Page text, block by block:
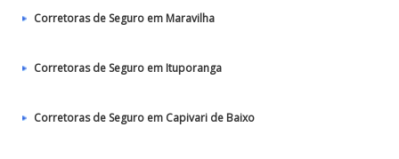
Corretoras de Seguro em Maravilha
Corretoras de Seguro em Ituporanga
Corretoras de Seguro em Capivari de Baixo